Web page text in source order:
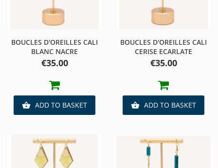
BOUCLES D'OREILLES CALI
BLANC NACRE
Price
€35.00
 ADD TO BASKET
BOUCLES D'OREILLES CALI
CERISE ECARLATE
Price
€35.00
 ADD TO BASKET